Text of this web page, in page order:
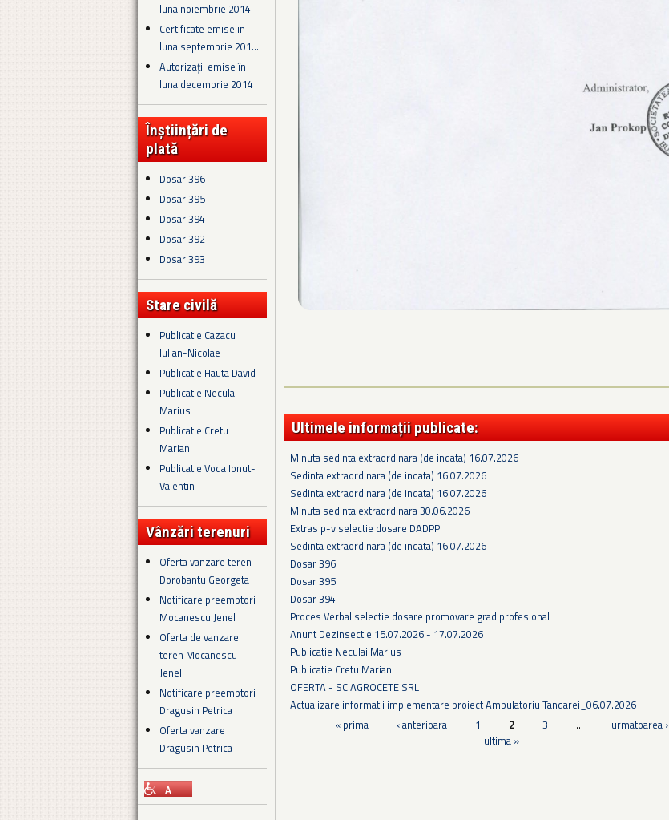
luna noiembrie 2014
Certificate emise in
luna septembrie 201...
Autorizații emise în
luna decembrie 2014
Înștiințări de
plată
Dosar 396
Dosar 395
Dosar 394
Dosar 392
Dosar 393
Stare civilă
Publicatie Cazacu
Iulian-Nicolae
Publicatie Hauta David
Publicatie Neculai
Marius
Publicatie Cretu
Marian
Publicatie Voda Ionut-
Valentin
Vânzări terenuri
Oferta vanzare teren
Dorobantu Georgeta
Notificare preemptori
Mocanescu Jenel
Oferta de vanzare
teren Mocanescu
Jenel
Notificare preemptori
Dragusin Petrica
Oferta vanzare
Dragusin Petrica
Ultimele informații publicate:
Minuta sedinta extraordinara (de indata) 16.07.2026
Sedinta extraordinara (de indata) 16.07.2026
Sedinta extraordinara (de indata) 16.07.2026
Minuta sedinta extraordinara 30.06.2026
Extras p-v selectie dosare DADPP
Sedinta extraordinara (de indata) 16.07.2026
Dosar 396
Dosar 395
Dosar 394
Proces Verbal selectie dosare promovare grad profesional
Anunt Dezinsectie 15.07.2026 - 17.07.2026
Publicatie Neculai Marius
Publicatie Cretu Marian
OFERTA - SC AGROCETE SRL
Actualizare informatii implementare proiect Ambulatoriu Tandarei_06.07.2026
Pagini« prima ‹ anterioara 1 2 3 …
urmatoarea ›
ultima »